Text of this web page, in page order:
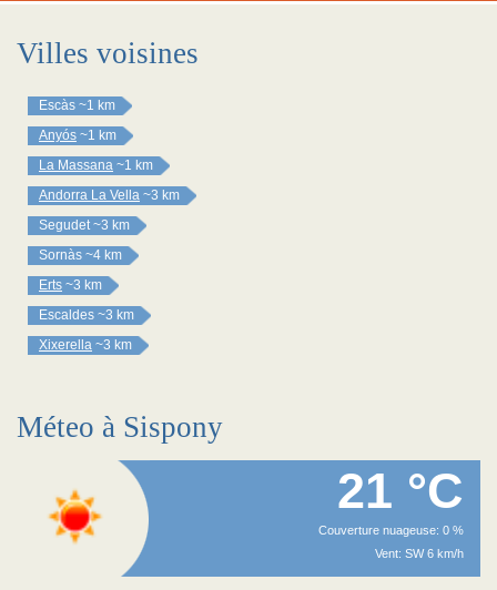
Villes voisines
Escàs ~1 km
Anyós ~1 km
La Massana ~1 km
Andorra La Vella ~3 km
Segudet ~3 km
Sornàs ~4 km
Erts ~3 km
Escaldes ~3 km
Xixerella ~3 km
Méteo à Sispony
21 °C
Couverture nuageuse: 0 %
Vent: SW 6 km/h